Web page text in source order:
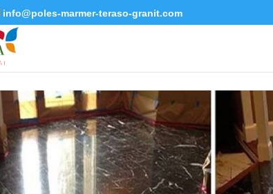
info@poles-marmer-teraso-granit.com